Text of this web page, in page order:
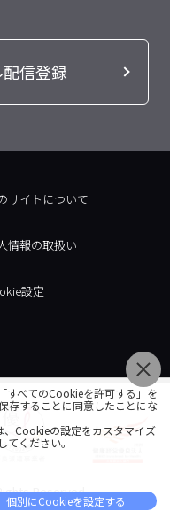
信登録
サイトについて
情報の取扱い
設定
Reserved.
すべてのCookieを許可する」を
存することに同意したことにな
Cookieの設定をカスタマイズ
ください。
個別にCookieを設定する